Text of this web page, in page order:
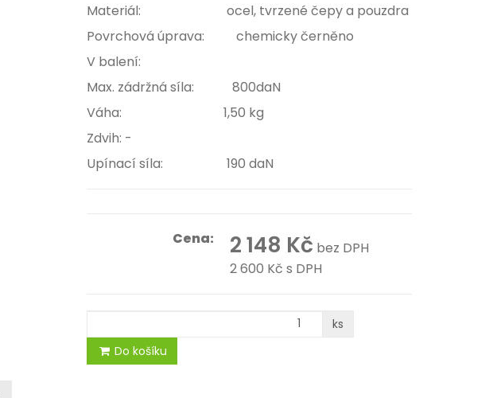
Materiál: ocel, tvrzené čepy a pouzdra
Povrchová úprava: chemicky černěno
V balení:
Max. zádržná síla: 800daN
Váha: 1,50 kg
Zdvih: -
Upínací síla: 190 daN
Cena: 2 148 Kč bez DPH
2 600 Kčs DPH
ks
Do košíku